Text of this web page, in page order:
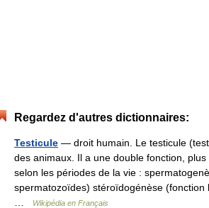
Regardez d'autres dictionnaires:
Testicule — droit humain. Le testicule
des animaux. Il a une double fonction,
selon les périodes de la vie :
spermatozoïdes) stéroïdogénèse (fonction
Wikipédia en Français